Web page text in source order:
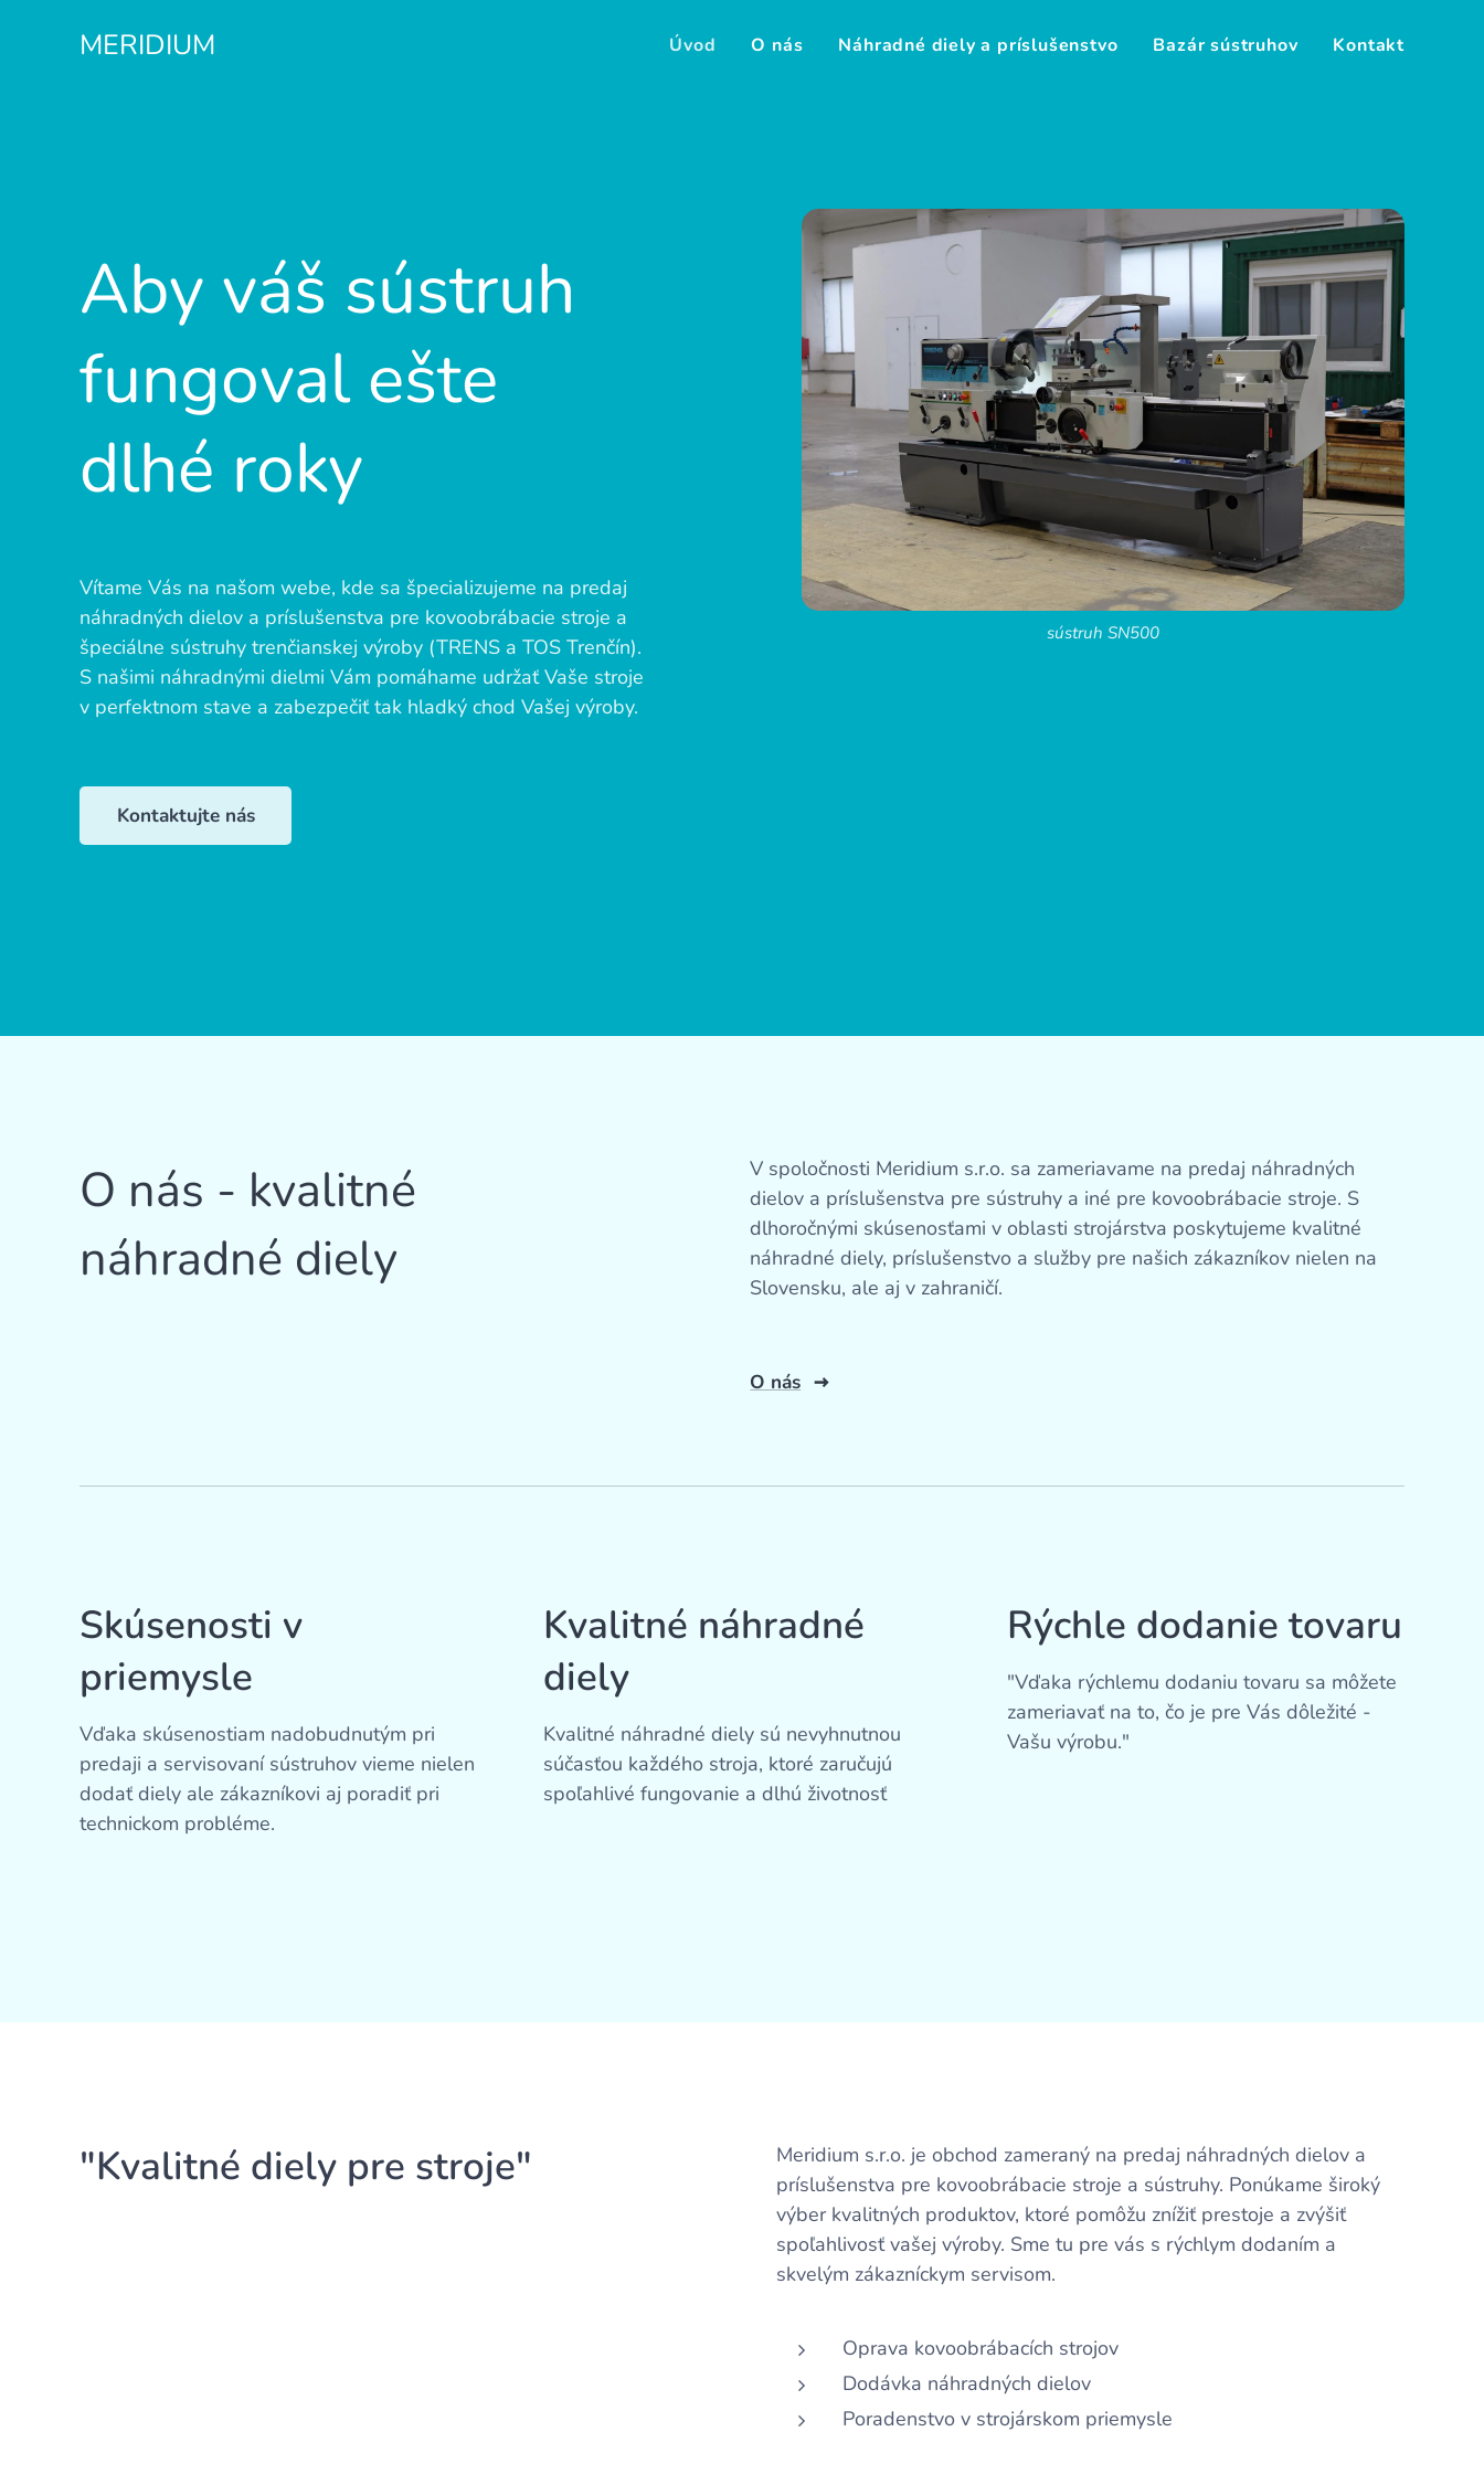
MERIDIUM Úvod O nás Náhradné diely a príslušenstvo Bazár sústruhov Kontakt
Aby váš sústruh
fungoval ešte
dlhé roky
Vítame Vás na našom webe, kde sa špecializujeme na predaj
náhradných dielov a príslušenstva pre kovoobrábacie stroje a
špeciálne sústruhy trenčianskej výroby (TRENS a TOS Trenčín).
S našimi náhradnými dielmi Vám pomáhame udržať Vaše stroje
v perfektnom stave a zabezpečiť tak hladký chod Vašej výroby.
Kontaktujte nás
sústruh SN500
O nás - kvalitné
náhradné diely
V spoločnosti Meridium s.r.o. sa zameriavame na predaj náhradných
dielov a príslušenstva pre sústruhy a iné pre kovoobrábacie stroje. S
dlhoročnými skúsenosťami v oblasti strojárstva poskytujeme kvalitné
náhradné diely, príslušenstvo a služby pre našich zákazníkov nielen na
Slovensku, ale aj v zahraničí.
O nás
Skúsenosti v
priemysle
Vďaka skúsenostiam nadobudnutým pri
predaji a servisovaní sústruhov vieme nielen
dodať diely ale zákazníkovi aj poradiť pri
technickom probléme.
Kvalitné náhradné
diely
Kvalitné náhradné diely sú nevyhnutnou
súčasťou každého stroja, ktoré zaručujú
spoľahlivé fungovanie a dlhú životnosť
Rýchle dodanie tovaru
"Vďaka rýchlemu dodaniu tovaru sa môžete
zameriavať na to, čo je pre Vás dôležité -
Vašu výrobu."
"Kvalitné diely pre stroje"
Meridium s.r.o. je obchod zameraný na predaj náhradných dielov a
príslušenstva pre kovoobrábacie stroje a sústruhy. Ponúkame široký
výber kvalitných produktov, ktoré pomôžu znížiť prestoje a zvýšiť
spoľahlivosť vašej výroby. Sme tu pre vás s rýchlym dodaním a
skvelým zákazníckym servisom.
Oprava kovoobrábacích strojov
Dodávka náhradných dielov
Poradenstvo v strojárskom priemysle